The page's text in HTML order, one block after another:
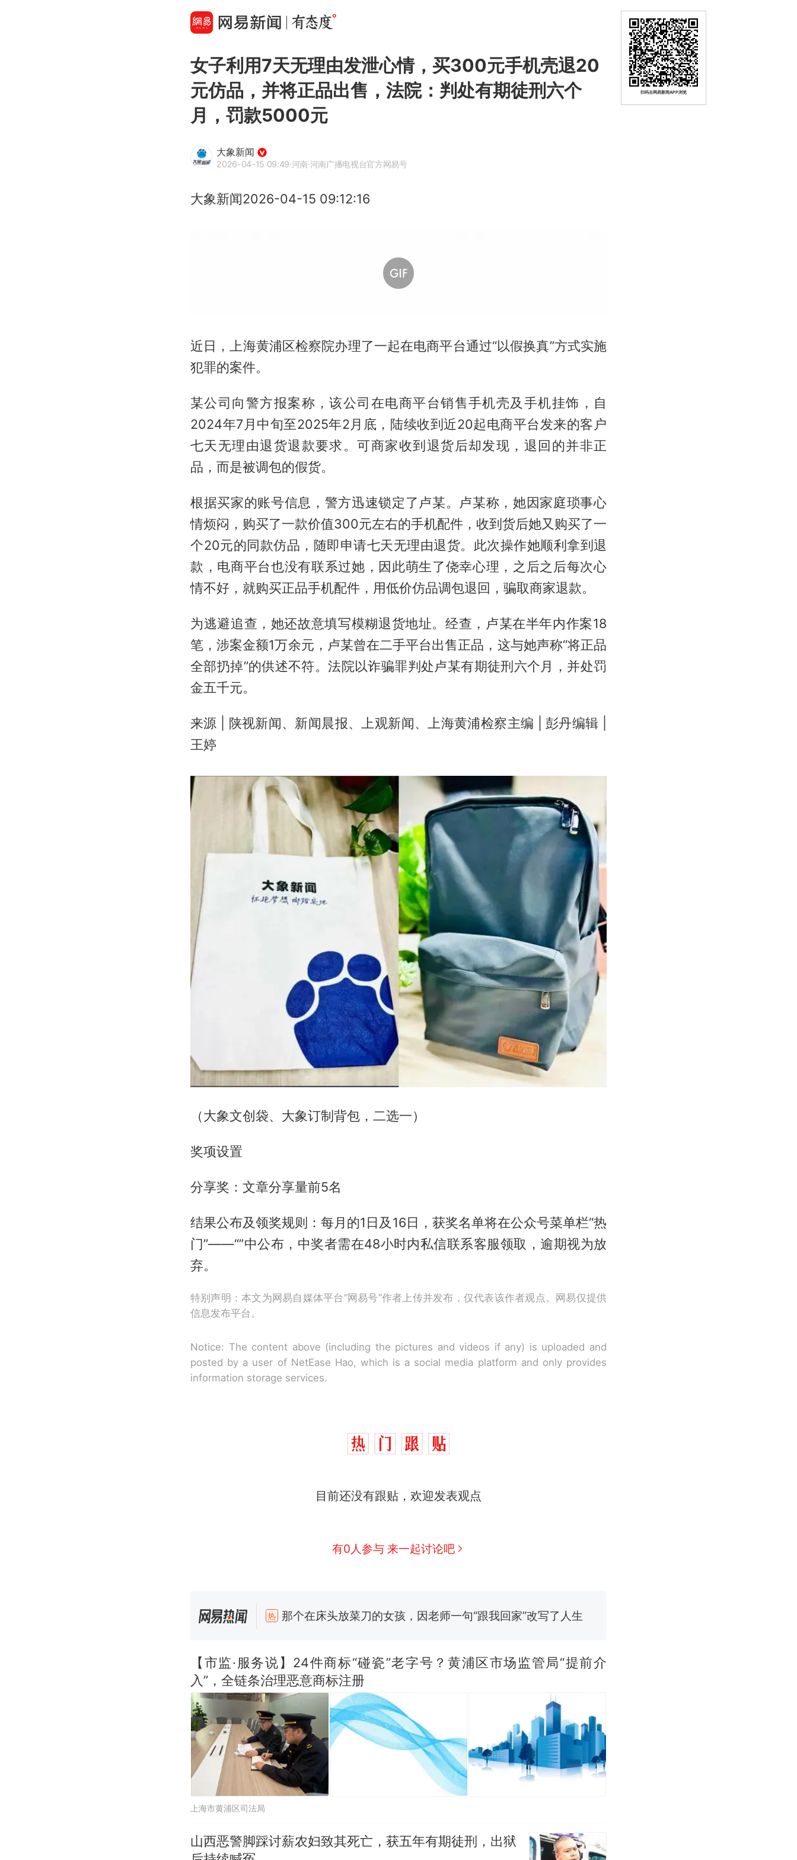
女子利用7天无理由发泄心情，买300元手机壳退20
元仿品，并将正品出售，法院：判处有期徒刑六个
月，罚款5000元
大象新闻
2026-04-15 09:49·河南·河南广播电视台官方网易号
大象新闻2026-04-15 09:12:16
近日，上海黄浦区检察院办理了一起在电商平台通过“以假换真”方式实施
犯罪的案件。
某公司向警方报案称，该公司在电商平台销售手机壳及手机挂饰，自
2024年7月中旬至2025年2月底，陆续收到近20起电商平台发来的客户
七天无理由退货退款要求。可商家收到退货后却发现，退回的并非正
品，而是被调包的假货。
根据买家的账号信息，警方迅速锁定了卢某。卢某称，她因家庭琐事心
情烦闷，购买了一款价值300元左右的手机配件，收到货后她又购买了一
个20元的同款仿品，随即申请七天无理由退货。此次操作她顺利拿到退
款，电商平台也没有联系过她，因此萌生了侥幸心理，之后之后每次心
情不好，就购买正品手机配件，用低价仿品调包退回，骗取商家退款。
为逃避追查，她还故意填写模糊退货地址。经查，卢某在半年内作案18
笔，涉案金额1万余元，卢某曾在二手平台出售正品，这与她声称“将正品
全部扔掉”的供述不符。法院以诈骗罪判处卢某有期徒刑六个月，并处罚
金五千元。
来源 | 陕视新闻、新闻晨报、上观新闻、上海黄浦检察主编 | 彭丹编辑 |
王婷
（大象文创袋、大象订制背包，二选一）
奖项设置
分享奖：文章分享量前5名
结果公布及领奖规则：每月的1日及16日，获奖名单将在公众号菜单栏“热
门”——“”中公布，中奖者需在48小时内私信联系客服领取，逾期视为放
弃。
特别声明：本文为网易自媒体平台“网易号”作者上传并发布，仅代表该作者观点。网易仅提供
信息发布平台。
Notice: The content above (including the pictures and videos if any) is uploaded and
posted by a user of NetEase Hao, which is a social media platform and only provides
information storage services.
目前还没有跟贴，欢迎发表观点
有0人参与 来一起讨论吧
热 那个在床头放菜刀的女孩，因老师一句“跟我回家”改写了人生
费大厨“全国小炒肉大王”称号，仅凭视频评出？中国烹饪协会回应
美国渔民钓获鲨鱼徒手将其拽回大海 目击者直呼震惊 （视频来源：
参考消息）
笔试第一被第二名传话劝弃考 官方通报
佛山一中学招聘物理教师，笔试前13名均遭淘汰？教育局：已叫停
招聘，成立调查组全面核查
【市监·服务说】24件商标“碰瓷”老字号？黄浦区市场监管局“提前介
入”，全链条治理恶意商标注册
上海市黄浦区司法局
山西恶警脚踩讨薪农妇致其死亡，获五年有期徒刑，出狱
扫码去网易新闻APP浏览